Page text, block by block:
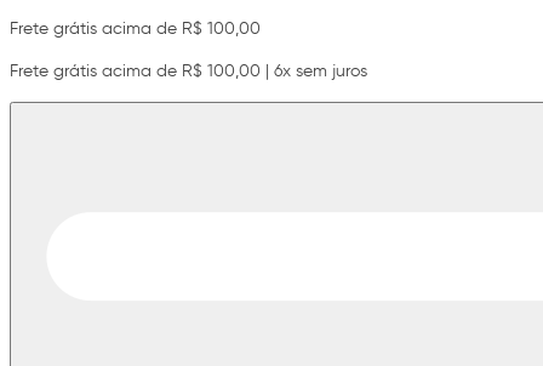
Frete grátis acima de R$ 100,00
Frete grátis acima de R$ 100,00 | 6x sem juros